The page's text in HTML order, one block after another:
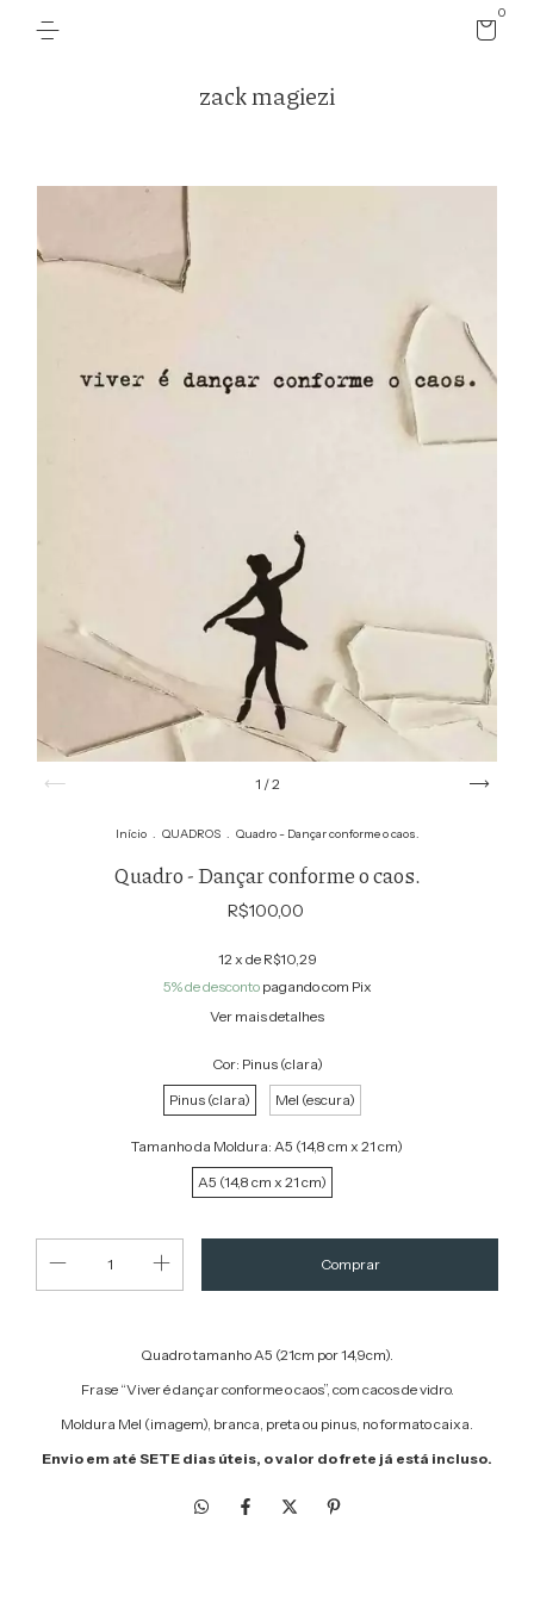
zack magiezi
0
1 /2
Início QUADROS Quadro - Dançar conforme o caos.
Quadro - Dançar conforme o caos.
R$100,00
12 x de R$10,29
5% de descontopagando com Pix
Ver mais detalhes
Cor: Pinus (clara)
Pinus (clara)
Mel (escura)
Tamanho da Moldura: A5 (14,8 cm x 21 cm)
A5 (14,8 cm x 21 cm)
Quadro tamanho A5 (21cm por 14,9cm).
Frase “Viver é dançar conforme o caos”, com cacos de vidro.
Moldura Mel (imagem), branca, preta ou pinus, no formato caixa.
Envio em até SETE dias úteis, o valor do frete já está incluso.